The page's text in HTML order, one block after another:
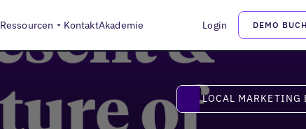
Ressourcen KontaktAkademie Login DEMO
Local
LOCAL MARKETING